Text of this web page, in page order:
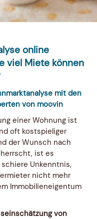
online
viel Miete können
mit den
von moovin
einer Wohnung ist
oft kostspieliger
der Wunsch nach
ist es
Unkenntnis,
nicht mehr
Immobilieneigentum
von